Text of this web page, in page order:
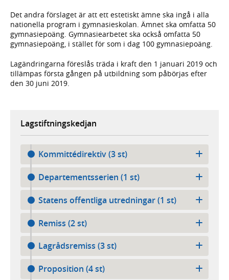
Det andra förslaget är att ett estetiskt ämne ska ingå i alla
nationella program i gymnasieskolan. Ämnet ska omfatta 50
gymnasiepoäng. Gymnasiearbetet ska också omfatta 50
gymnasiepoäng, i stället för som i dag 100 gymnasiepoäng.
Lagändringarna föreslås träda i kraft den 1 januari 2019 och
tillämpas första gången på utbildning som påbörjas efter
den 30 juni 2019.
Lagstiftningskedjan
Kommittédirektiv (3 st)
Departementsserien (1 st)
Statens offentliga utredningar (1 st)
Remiss (2 st)
Lagrådsremiss (3 st)
Proposition (4 st)